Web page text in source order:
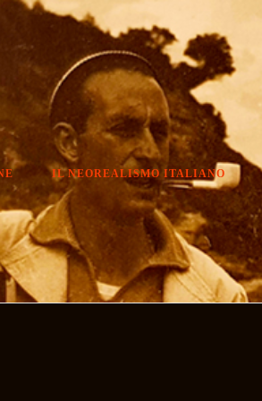
IL NEOREALISMO ITALIANO